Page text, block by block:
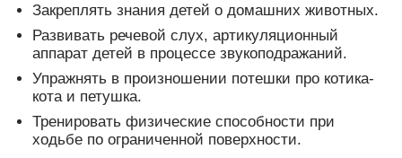
Закреплять знания детей о домашних животных.
Развивать речевой слух, артикуляционный
аппарат детей в процессе звукоподражаний.
Упражнять в произношении потешки про котика-
кота и петушка.
Тренировать физические способности при
ходьбе по ограниченной поверхности.